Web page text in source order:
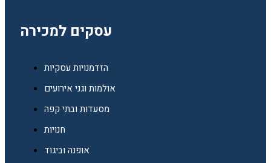
עסקים למכירה
הזדמנויות עסקיות
אולמות וגני אירועים
מסעדות ובתי קפה
חנויות
אופנה וביגוד